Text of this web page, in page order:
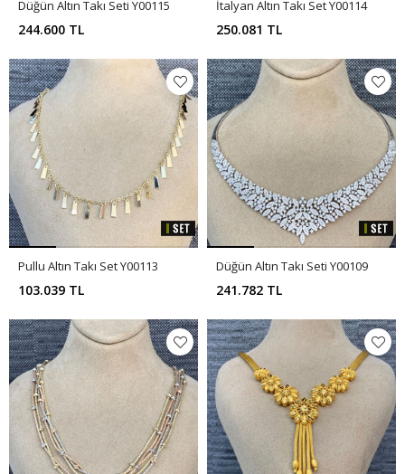
Düğün Altın Takı Seti Y00115
244.600 TL
İtalyan Altın Takı Set Y00114
250.081 TL
Pullu Altın Takı Set Y00113
103.039 TL
Düğün Altın Takı Seti Y00109
241.782 TL